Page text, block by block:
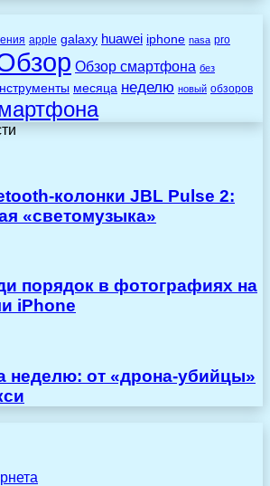
apple galaxy huawei iphone nasa pro
Обзор смартфона без
месяца неделю новый обзоров
колонки JBL Pulse 2:
«светомузыка»
порядок в фотографиях на
iPhone
неделю: от «дрона-убийцы»